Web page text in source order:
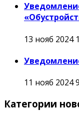
13 нояб 2024
11 нояб 2024
Категории